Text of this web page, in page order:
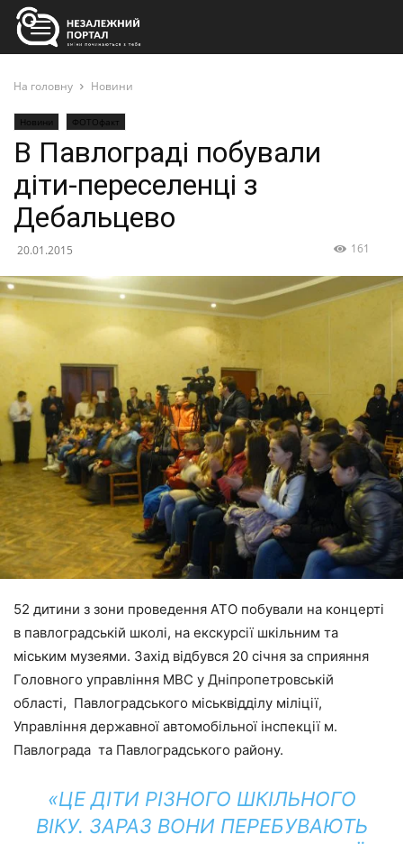
На головну Новини
Новини ФОТОфакт
В Павлограді побували
діти-переселенці з
Дебальцево
20.01.2015 161
52 дитини з зони проведення АТО побували на концерті
в павлоградській школі, на екскурсії шкільним та
міським музеями. Захід відбувся 20 січня за сприяння
Головного управління МВС у Дніпропетровській
області, Павлоградського міськвідділу міліції,
Управління державної автомобільної інспекції м.
Павлограда та Павлоградського району.
«ЦЕ ДІТИ РІЗНОГО ШКІЛЬНОГО
ВІКУ. ЗАРАЗ ВОНИ ПЕРЕБУВАЮТЬ